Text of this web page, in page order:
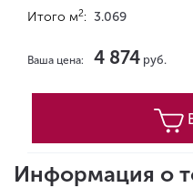
Итого м2: 3.069
Ваша цена: 4 874 руб.
Информация о